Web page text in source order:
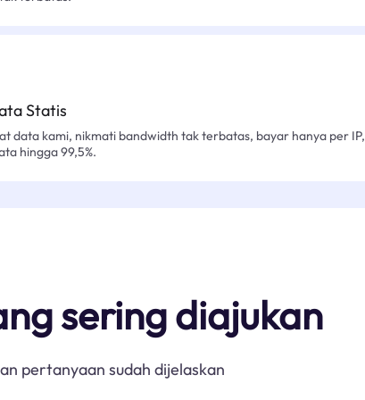
Statis
data kami, nikmati bandwidth tak terbatas, bayar hanya per IP,
hingga 99,5%.
sering diajukan
pertanyaan sudah dijelaskan